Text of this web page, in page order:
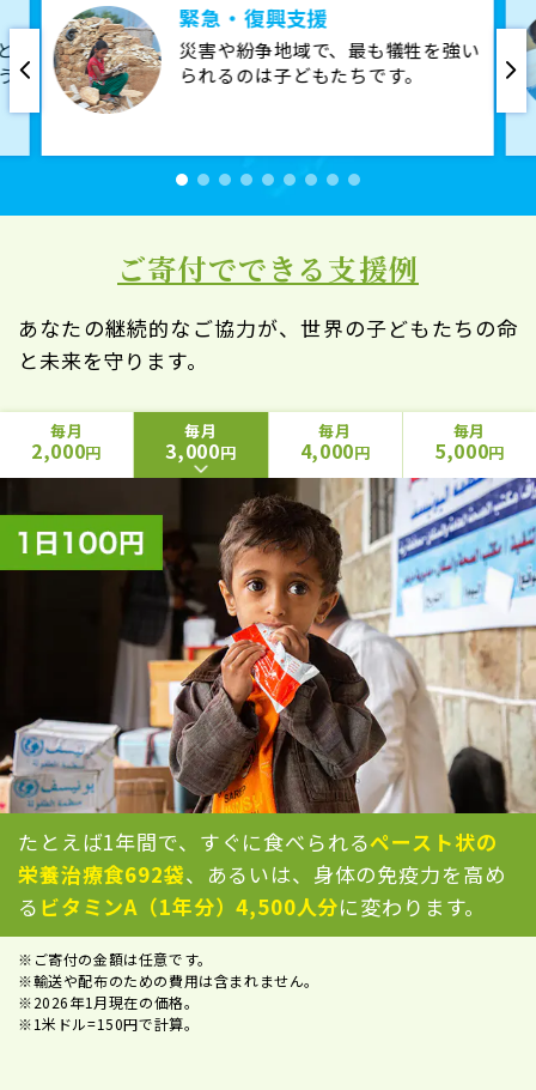
緊急・復興支援
災害や紛争地域で、最も犠牲を強い
られるのは子どもたちです。
ご寄付でできる支援例
あなたの継続的なご協力が、世界の子どもたちの命
と未来を守ります。
毎月
2,000円
毎月
3,000円
毎月
4,000円
毎月
5,000円
たとえば1年間で、すぐに食べられるペースト状の
栄養治療食692袋、あるいは、身体の免疫力を高め
る ビタミンA（1年分）4,500人分に変わります。
※ご寄付の金額は任意です。
※輸送や配布のための費用は含まれません。
※2026年1月現在の価格。
※1米ドル=150円で計算。